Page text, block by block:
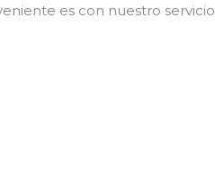
es con nuestro servicio